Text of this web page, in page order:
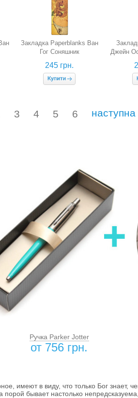
Закладка Paperblanks Ван
Гог Соняшник
245 грн.
Джейн
3 4 5 6
Ручка Parker Jotter
от 756 грн.
имеют в виду, что только Бог знает,
порой бывает настолько